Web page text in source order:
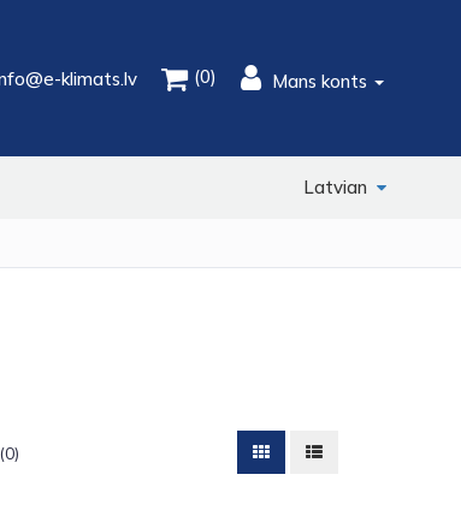
klimats.lv (0) Mans konts
Latvian